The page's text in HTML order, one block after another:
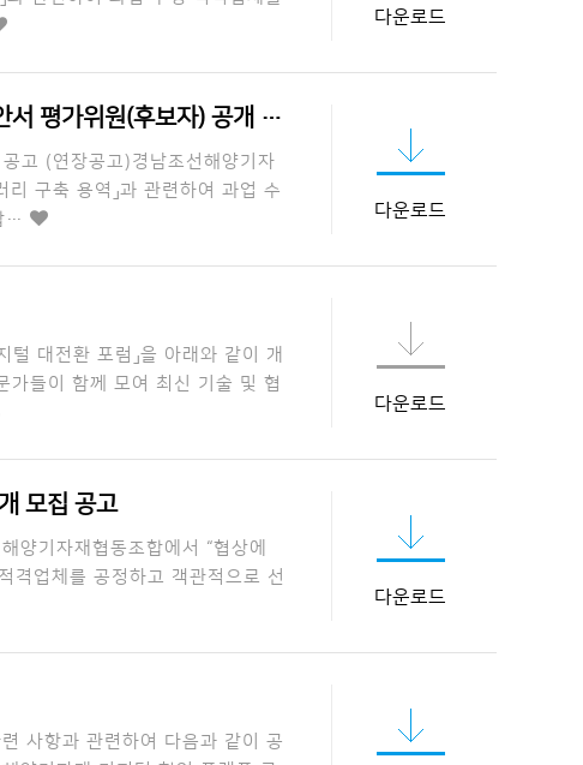
다운로드
위원(후보자) 공개 모집 …
고 (연장공고)경남조선해양기자
구축 용역」과 관련하여 과업 수
…
다운로드
대전환 포럼」을 아래와 같이 개
가들이 함께 모여 최신 기술 및 협
다운로드
모집 공고
양기자재협동조합에서 “협상에
격업체를 공정하고 객관적으로 선
다운로드
사항과 관련하여 다음과 같이 공